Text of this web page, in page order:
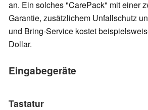
an. Ein solches "CarePack" mit einer
Garantie, zusätzlichem Unfallschutz
und Bring-Service kostet
Dollar.
Eingabegeräte
Tastatur